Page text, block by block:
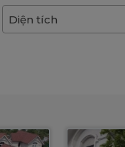
Diện tích